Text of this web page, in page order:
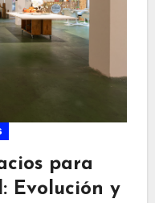
para
Evolución y